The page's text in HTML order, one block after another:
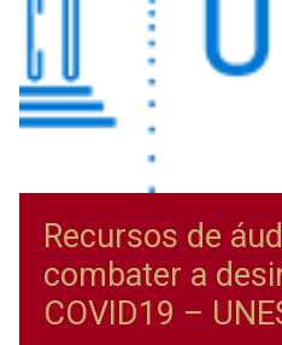
Recursos de
combater a
COVID19 –